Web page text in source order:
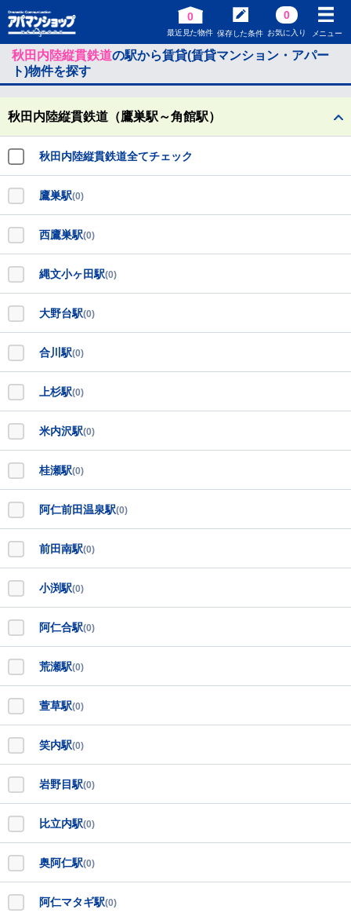
0
最近見た物件 保存した条件
0
お気に入り メニュー
秋田内陸縦貫鉄道の駅から賃貸(賃貸マンション・アパー
ト)物件を探す
秋田内陸縦貫鉄道（鷹巣駅～角館駅）
秋田内陸縦貫鉄道全てチェック
鷹巣駅(0)
西鷹巣駅(0)
縄文小ヶ田駅(0)
大野台駅(0)
合川駅(0)
上杉駅(0)
米内沢駅(0)
桂瀬駅(0)
阿仁前田温泉駅(0)
前田南駅(0)
小渕駅(0)
阿仁合駅(0)
荒瀬駅(0)
萱草駅(0)
笑内駅(0)
岩野目駅(0)
比立内駅(0)
奥阿仁駅(0)
阿仁マタギ駅(0)